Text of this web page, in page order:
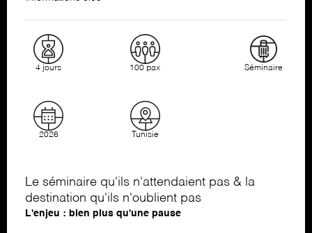
4 jours 100 pax Séminaire
2026 Tunisie
Le séminaire qu'ils n'attendaient pas & la
destination qu'ils n'oublient pas
L'enjeu : bien plus qu'une pause